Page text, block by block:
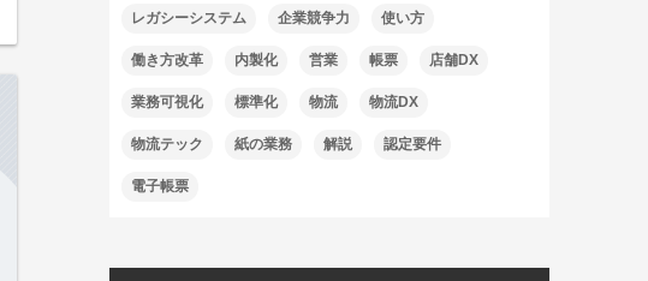
レガシーシステム 企業競争力 使い方
働き方改革 内製化 営業 帳票 店舗DX
業務可視化 標準化 物流 物流DX
物流テック 紙の業務 解説 認定要件
電子帳票